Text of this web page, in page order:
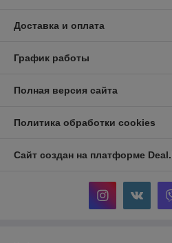
Доставка и оплата
График работы
Полная версия сайта
Политика обработки cookies
Сайт создан на платформе